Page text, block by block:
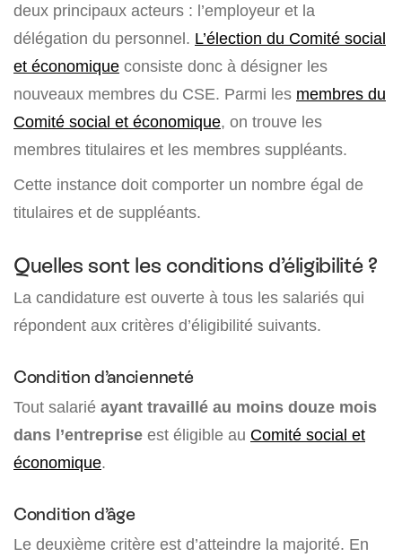
deux principaux acteurs : l’employeur et la
délégation du personnel. L’élection du Comité social
et économique consiste donc à désigner les
nouveaux membres du CSE. Parmi les membres du
Comité social et économique, on trouve les
membres titulaires et les membres suppléants.
Cette instance doit comporter un nombre égal de
titulaires et de suppléants.
Quelles sont les conditions d’éligibilité ?
La candidature est ouverte à tous les salariés qui
répondent aux critères d’éligibilité suivants.
Condition d’ancienneté
Tout salarié ayant travaillé au moins douze mois
dans l’entreprise est éligible au Comité social et
économique.
Condition d’âge
Le deuxième critère est d’atteindre la majorité. En